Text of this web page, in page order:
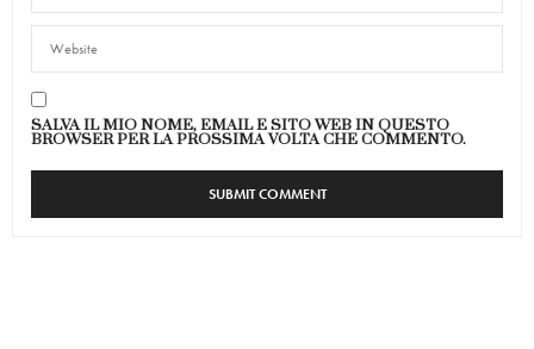
SALVA IL MIO NOME, EMAIL E SITO WEB IN QUESTO
BROWSER PER LA PROSSIMA VOLTA CHE COMMENTO.